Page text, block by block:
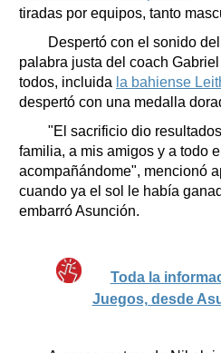
tiradas por equipos, tanto
Despertó con el sonido
palabra justa del coach
todos, incluida la bahiense
despertó con una medalla
"El sacrificio dio
familia, a mis amigos y a todo
acompañándome", mencionó
cuando ya el sol le había
embarró Asunción.
Toda la
Juegos, desde